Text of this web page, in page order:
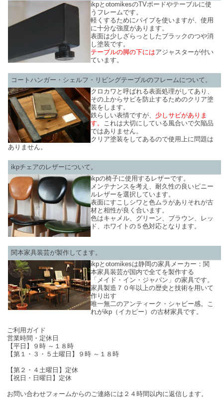
ikpとotomikesのTVボードやテーブルに使
うフレームです。
軽くするためにパイプを使いますが、使用
に十分な強度があります。
表面は少しざらっとしたブラックのつや消
し塗装です。
テーブルの脚の下にはアジャスターが付い
ています。
コートハンガー・シェルフ・リビングテーブルのフレームについて。
クロカワと呼ばれる表面処理がしてあり、
その上からサビを防止するためのクリア塗
装をします。
鉄らしい表情ですが、 少しサビがありま
す。 これは大切にしている風合いで欠陥品
ではありません。
クリア塗装をしてあるので使用上に問題は
ありません。
ikpチェアのレザーについて。
ikpの椅子に使用するレザーです。
メンテナンスを考え、耐久性の良いビニー
ルレザーを選択しています。
表面にすこしシワと色ムラがありそれが古
材と相性が良く合います。
色はキャメル、グリーン、ブラウン、レッ
ド、ホワイトの５色対応となります。
関本家具装芸が製作してます。
ikpとotomikesは静岡の家具メーカー：関
本家具装芸が国内で全てを製作する
「メイド・イン・ジャパン」の家具です。
家具製造７０年以上の歴史と技術を用いて
作り出す
唯一無二のアンティーク・シャビー感。こ
れがikp（イカピー）の古材家具です。
ご利用ガイド
営業時間・定休日
【平日】９時 ～１８時
【第１・３・５土曜日】９時 ～１８時
【第２・４土曜日】定休
【祝日・日曜日】定休
お問い合わせフォームからのご連絡には２４時間以内に返信します。